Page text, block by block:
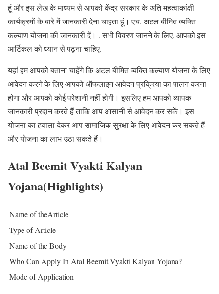
हूं और इस लेख के माध्यम से आपको केंद्र सरकार के अति महत्वाकांक्षी
कार्यक्रमों के बारे में जानकारी देना चाहता हूं। एच. अटल बीमित व्यक्ति
कल्याण योजना की जानकारी दें। . सभी विवरण जानने के लिए. आपको इस
आर्टिकल को ध्यान से पढ़ना चाहिए.
यहां हम आपको बताना चाहेंगे कि अटल बीमित व्यक्ति कल्याण योजना के लिए
आवेदन करने के लिए आपको ऑफलाइन आवेदन प्रक्रिया का पालन करना
होगा और आपको कोई परेशानी नहीं होगी। इसलिए हम आपको व्यापक
जानकारी प्रदान करते हैं ताकि आप आसानी से आवेदन कर सकें। इस
योजना का हवाला देकर आप सामाजिक सुरक्षा के लिए आवेदन कर सकते हैं
और योजना का लाभ उठा सकते हैं।
Atal Beemit Vyakti Kalyan
Yojana(Highlights)
Name of theArticle
Type of Article
Name of the Body
Who Can Apply In Atal Beemit Vyakti Kalyan Yojana?
Mode of Application